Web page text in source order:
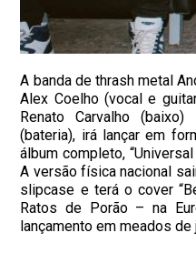
A banda de thrash metal
Alex Coelho (vocal e
Renato Carvalho (baixo)
(bateria), irá lançar em
álbum completo,
A versão física nacional
slipcase e terá o cover
Ratos de Porão – na
lançamento em meados de